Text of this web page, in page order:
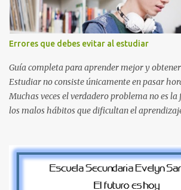
destacan por su diseño limpio y audaz.
la Q en amarillo brillante, junto con la N y la P
inspirado en los niveles de los juegos. Formas
pierdas la letra O , diseñada con ese estilo
Errores que debes evitar al estudiar
Guía completa para aprender mejor y
Estudiar no consiste únicamente en pasar
Muchas veces el verdadero problema no es
los malos hábitos que dificultan el
exámenes, tareas y proyectos escolares. En
cuáles son los errores más comunes al
rendimiento y qué puedes hacer para